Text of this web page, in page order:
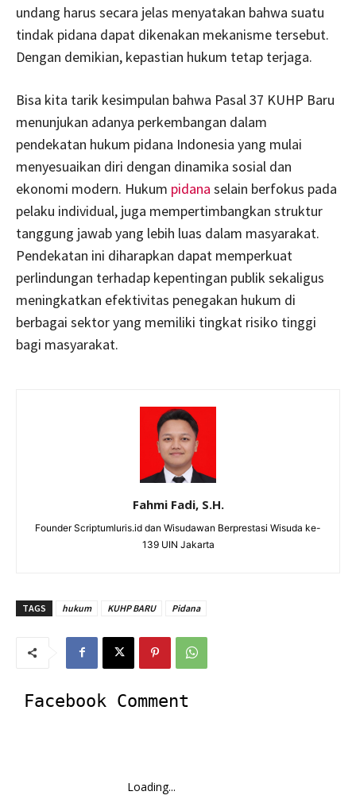
undang harus secara jelas menyatakan bahwa suatu
tindak pidana dapat dikenakan mekanisme tersebut.
Dengan demikian, kepastian hukum tetap terjaga.
Bisa kita tarik kesimpulan bahwa Pasal 37 KUHP Baru
menunjukan adanya perkembangan dalam
pendekatan hukum pidana Indonesia yang mulai
menyesuaikan diri dengan dinamika sosial dan
ekonomi modern. Hukum pidana selain berfokus pada
pelaku individual, juga mempertimbangkan struktur
tanggung jawab yang lebih luas dalam masyarakat.
Pendekatan ini diharapkan dapat memperkuat
perlindungan terhadap kepentingan publik sekaligus
meningkatkan efektivitas penegakan hukum di
berbagai sektor yang memiliki tingkat risiko tinggi
bagi masyarakat.
Fahmi Fadi, S.H.
Founder Scriptumluris.id dan Wisudawan Berprestasi Wisuda ke-
139 UIN Jakarta
TAGS hukum KUHP BARU Pidana
Facebook Comment
Loading...